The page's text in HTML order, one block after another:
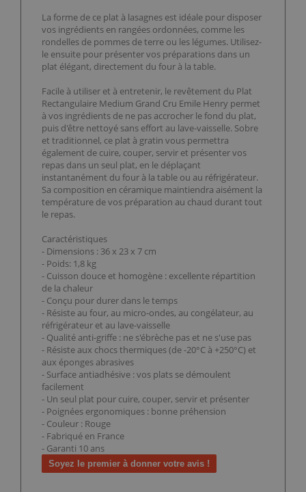
La forme de ce plat à lasagnes est idéale pour disposer
vos ingrédients en rangées ordonnées, comme les
rondelles de pommes de terre ou les légumes. Utilisez-
le ensuite pour présenter vos préparations dans un
plat élégant, directement du four à la table.
Facile à utiliser et à entretenir, le revêtement du Plat
Rectangulaire Medium Grand Cru Emile Henry permet
à vos ingrédients de ne pas accrocher le fond du plat,
puis d'être nettoyé sans effort au lave-vaisselle. Sobre
et traditionnel, ce plat à gratin vous permettra
également de cuire, couper, servir et présenter vos
repas dans un seul plat, en le déplaçant
instantanément du four à la table ou au réfrigérateur.
Sa composition en céramique maintiendra aisément la
température de vos préparation au chaud durant tout
le repas.
Caractéristiques
- Dimensions : 36 x 23 x 7 cm
- Poids: 1,8 kg
- Cuisson douce et homogène : excellente répartition
de la chaleur
- Conçu pour durer dans le temps
- Résiste au four, au micro-ondes, au congélateur, au
réfrigérateur et au lave-vaisselle
- Qualité anti-griffe : ne s'ébrèche pas et ne s'use pas
- Résiste aux chocs thermiques (de -20°C à +250°C) et
aux éponges abrasives
- Surface antiadhésive : vos plats se démoulent
facilement
- Un seul plat pour cuire, couper, servir et présenter
- Poignées ergonomiques : bonne préhension
- Couleur : Rouge
- Fabriqué en France
- Garanti 10 ans
Soyez le premier à donner votre avis !